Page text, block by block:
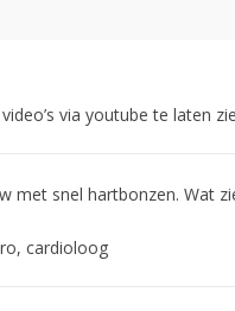
via youtube te laten
met snel hartbonzen. Wat
cardioloog